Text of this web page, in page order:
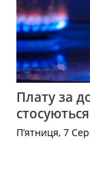
Плату за
П’ятниця, 7